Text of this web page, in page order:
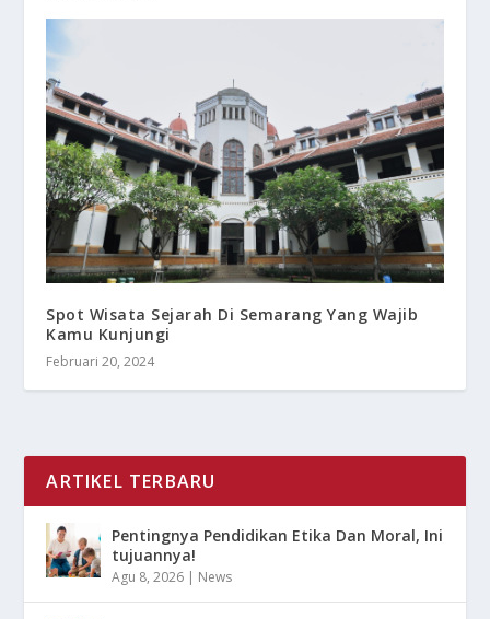
Spot Wisata Sejarah Di Semarang Yang Wajib
Kamu Kunjungi
Februari 20, 2024
ARTIKEL TERBARU
Pentingnya Pendidikan Etika Dan Moral, Ini
tujuannya!
Agu 8, 2026 | News